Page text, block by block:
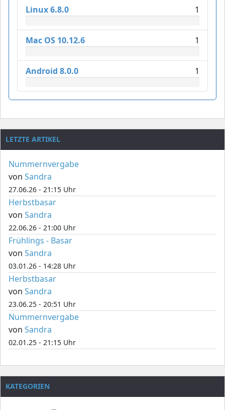
Linux 6.8.0 1
Mac OS 10.12.6 1
Android 8.0.0 1
LETZTE ARTIKEL
Nummernvergabe
von Sandra
27.06.26 - 21:15 Uhr
Herbstbasar
von Sandra
22.06.26 - 21:00 Uhr
Frühlings - Basar
von Sandra
03.01.26 - 14:28 Uhr
Herbstbasar
von Sandra
23.06.25 - 20:51 Uhr
Nummernvergabe
von Sandra
02.01.25 - 21:15 Uhr
KATEGORIEN